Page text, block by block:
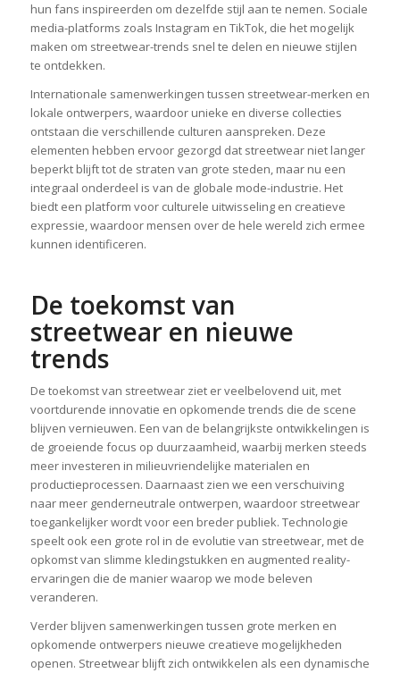
hun fans inspireerden om dezelfde stijl aan te nemen. Sociale
media-platforms zoals Instagram en TikTok, die het mogelijk
maken om streetwear-trends snel te delen en nieuwe stijlen
te ontdekken.
Internationale samenwerkingen tussen streetwear-merken en
lokale ontwerpers, waardoor unieke en diverse collecties
ontstaan die verschillende culturen aanspreken. Deze
elementen hebben ervoor gezorgd dat streetwear niet langer
beperkt blijft tot de straten van grote steden, maar nu een
integraal onderdeel is van de globale mode-industrie. Het
biedt een platform voor culturele uitwisseling en creatieve
expressie, waardoor mensen over de hele wereld zich ermee
kunnen identificeren.
De toekomst van
streetwear en nieuwe
trends
De toekomst van streetwear ziet er veelbelovend uit, met
voortdurende innovatie en opkomende trends die de scene
blijven vernieuwen. Een van de belangrijkste ontwikkelingen is
de groeiende focus op duurzaamheid, waarbij merken steeds
meer investeren in milieuvriendelijke materialen en
productieprocessen. Daarnaast zien we een verschuiving
naar meer genderneutrale ontwerpen, waardoor streetwear
toegankelijker wordt voor een breder publiek. Technologie
speelt ook een grote rol in de evolutie van streetwear, met de
opkomst van slimme kledingstukken en augmented reality-
ervaringen die de manier waarop we mode beleven
veranderen.
Verder blijven samenwerkingen tussen grote merken en
opkomende ontwerpers nieuwe creatieve mogelijkheden
openen. Streetwear blijft zich ontwikkelen als een dynamische